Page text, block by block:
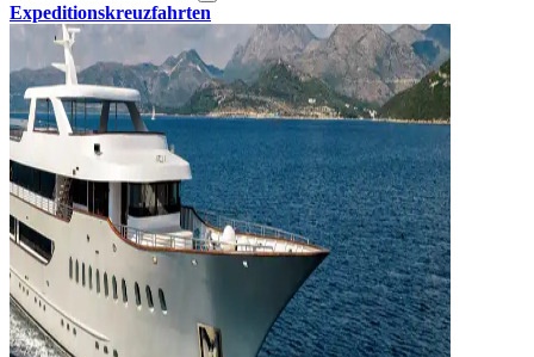
Expeditionskreuzfahrten